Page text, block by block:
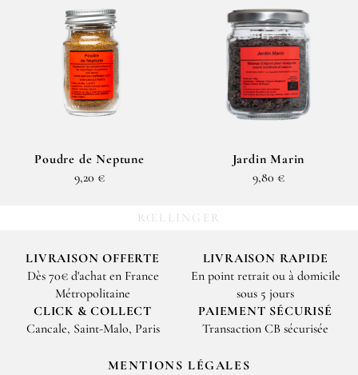
Poudre de Neptune
9,20 €
Jardin Marin
9,80 €
RŒLLINGER
LIVRAISON OFFERTE
Dès 70€ d'achat en France
Métropolitaine
LIVRAISON RAPIDE
En point retrait ou à domicile
sous 5 jours
CLICK & COLLECT
Cancale, Saint-Malo, Paris
PAIEMENT SÉCURISÉ
Transaction CB sécurisée
MENTIONS LÉGALES